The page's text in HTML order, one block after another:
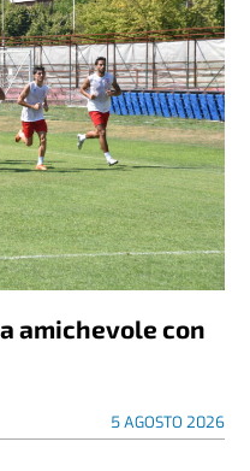
amichevole con
5 AGOSTO 2026